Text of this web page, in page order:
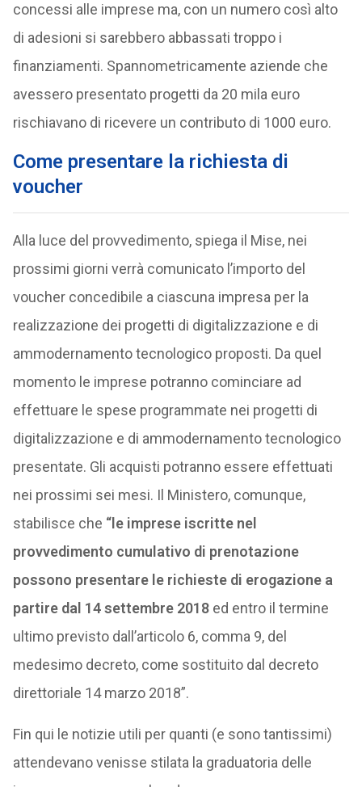
concessi alle imprese ma, con un numero così alto
di adesioni si sarebbero abbassati troppo i
finanziamenti. Spannometricamente aziende che
avessero presentato progetti da 20 mila euro
rischiavano di ricevere un contributo di 1000 euro.
Come presentare la richiesta di
voucher
Alla luce del provvedimento, spiega il Mise, nei
prossimi giorni verrà comunicato l’importo del
voucher concedibile a ciascuna impresa per la
realizzazione dei progetti di digitalizzazione e di
ammodernamento tecnologico proposti. Da quel
momento le imprese potranno cominciare ad
effettuare le spese programmate nei progetti di
digitalizzazione e di ammodernamento tecnologico
presentate. Gli acquisti potranno essere effettuati
nei prossimi sei mesi. Il Ministero, comunque,
stabilisce che “le imprese iscritte nel
provvedimento cumulativo di prenotazione
possono presentare le richieste di erogazione a
partire dal 14 settembre 2018ed entro il termine
ultimo previsto dall’articolo 6, comma 9, del
medesimo decreto, come sostituito dal decreto
direttoriale 14 marzo 2018”.
Fin qui le notizie utili per quanti (e sono tantissimi)
attendevano venisse stilata la graduatoria delle